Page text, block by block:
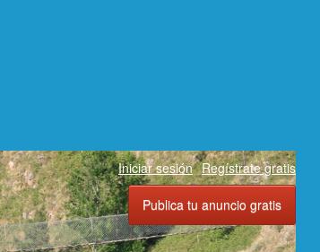
Iniciar sesión Regístrate gratis
Publica tu anuncio gratis